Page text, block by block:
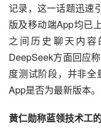
记录，这一话题迅速
版及移动端App均已
之间历史聊天内容
DeepSeek方面回应
度测试阶段，并非
App是否为最新版本。
黄仁勋称蓝领技术工